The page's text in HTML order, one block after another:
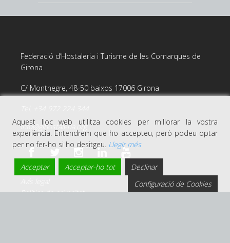
Federació d’Hostaleria i Turisme de les Comarques de
Girona
C/ Montnegre, 48-50 baixos 17006 Girona
info@gihostaleria.org
Política de privacitat
Aquest lloc web utilitza cookies per millorar la vostra
experiència. Entendrem que ho accepteu, però podeu optar
per no fer-ho si ho desitgeu. Llegir més
Acceptar Acceptar-ho tot
Declinar
Configuració de Cookies